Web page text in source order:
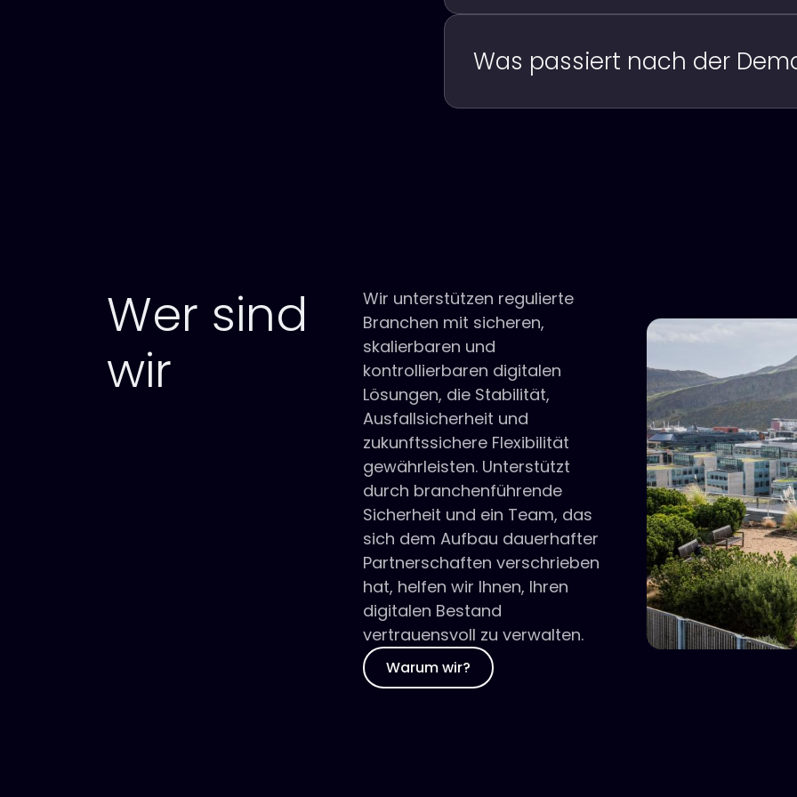
Was passiert nach der
Wer sind
wir
Wir unterstützen regulierte
Branchen mit sicheren,
skalierbaren und
kontrollierbaren digitalen
Lösungen, die Stabilität,
Ausfallsicherheit und
zukunftssichere Flexibilität
gewährleisten. Unterstützt
durch branchenführende
Sicherheit und ein Team, das
sich dem Aufbau dauerhafter
Partnerschaften verschrieben
hat, helfen wir Ihnen, Ihren
digitalen Bestand
vertrauensvoll zu verwalten.
Warum wir?